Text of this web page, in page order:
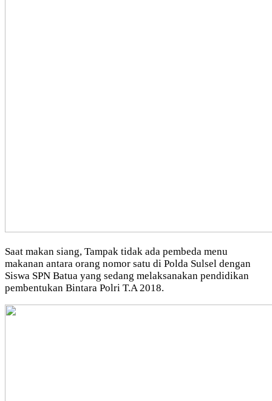
Saat makan siang, Tampak tidak ada pembeda menu
makanan antara orang nomor satu di Polda Sulsel dengan
Siswa SPN Batua yang sedang melaksanakan pendidikan
pembentukan Bintara Polri T.A 2018.